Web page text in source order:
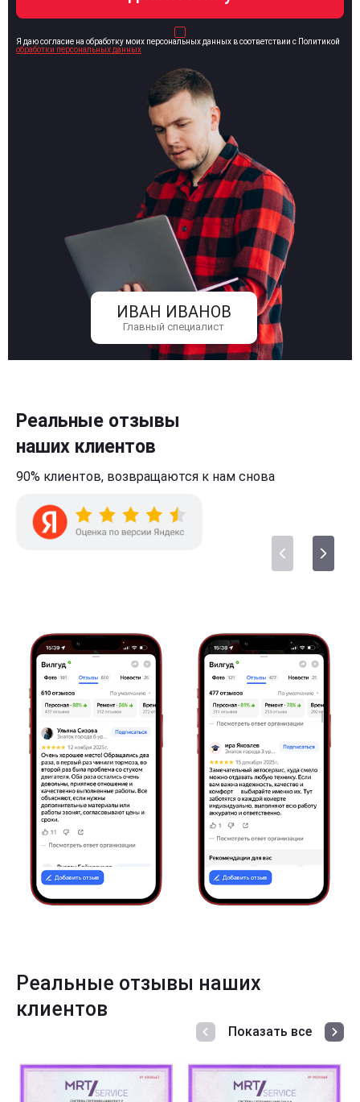
ИВАН ИВАНОВ
Главный специалист
Я даю согласие на обработку моих персональных данных в соответствии с Политикой
обработки персональных данных
Реальные отзывы
наших клиентов
90% клиентов, возвращаются к нам снова
Реальные отзывы наших
клиентов
Показать все